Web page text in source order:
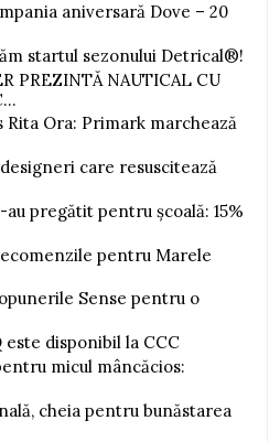
aniversară Dove – 20
startul sezonului Detrical®!
PREZINTĂ NAUTICAL CU
Ora: Primark marchează
care resuscitează
pregătit pentru școală: 15%
pentru Marele
Sense pentru o
este disponibil la CCC
micul mâncăcios:
cheia pentru bunăstarea